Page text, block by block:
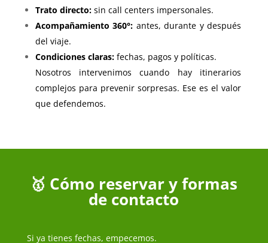
Trato directo:sin call centers impersonales.
Acompañamiento 360°: antes, durante y después
del viaje.
Condiciones claras:fechas, pagos y políticas.
Nosotros intervenimos cuando hay itinerarios
complejos para prevenir sorpresas. Ese es el valor
que defendemos.
🥇 Cómo reservar y formas
de contacto
Si ya tienes fechas, empecemos.